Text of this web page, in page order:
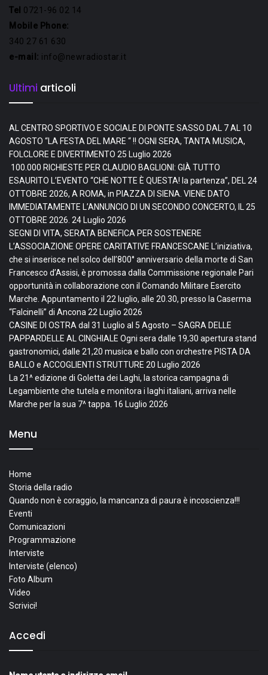
Tel 0721-96 02 14
Mobile Phone:
340 27 61 630
e-mail: info@newradiostar.it
Ultimi articoli
AL CENTRO SPORTIVO E SOCIALE DI PONTE SASSO DAL 7 AL 10
AGOSTO “LA FESTA DEL MARE “ !! OGNI SERA, TANTA MUSICA,
FOLCLORE E DIVERTIMENTO 25 Luglio 2026
100.000 RICHIESTE PER CLAUDIO BAGLIONI: GIÀ TUTTO
ESAURITO L’EVENTO “CHE NOTTE È QUESTA! la partenza”, DEL 24
OTTOBRE 2026, A ROMA, in PIAZZA DI SIENA. VIENE DATO
IMMEDIATAMENTE L’ANNUNCIO DI UN SECONDO CONCERTO, IL 25
OTTOBRE 2026. 24 Luglio 2026
SEGNI DI VITA, SERATA BENEFICA PER SOSTENERE
L’ASSOCIAZIONE OPERE CARITATIVE FRANCESCANE L’iniziativa,
che si inserisce nel solco dell’800° anniversario della morte di San
Francesco d’Assisi, è promossa dalla Commissione regionale Pari
opportunità in collaborazione con il Comando Militare Esercito
Marche. Appuntamento il 22 luglio, alle 20.30, presso la Caserma
“Falcinelli” di Ancona 22 Luglio 2026
CASINE DI OSTRA dal 31 Luglio al 5 Agosto – SAGRA DELLE
PAPPARDELLE AL CINGHIALE Ogni sera dalle 19,30 apertura stand
gastronomici, dalle 21,20 musica e ballo con orchestre PISTA DA
BALLO e ACCOGLIENTI STRUTTURE 20 Luglio 2026
La 21^ edizione di Goletta dei Laghi, la storica campagna di
Legambiente che tutela e monitora i laghi italiani, arriva nelle
Marche per la sua 7^ tappa. 16 Luglio 2026
Menu
Home
Storia della radio
Quando non è coraggio, la mancanza di paura è incoscienza!!!
Eventi
Comunicazioni
Programmazione
Interviste
Interviste (elenco)
Foto Album
Video
Scrivici!
Accedi